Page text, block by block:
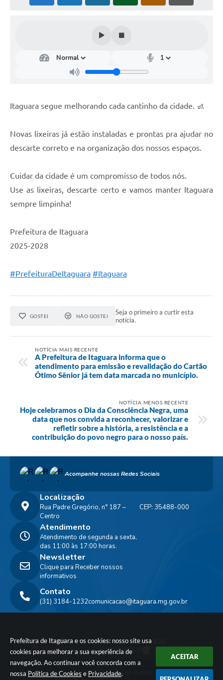
Prefeitura de Itaguara e os cookies: nosso site usa
cookies para melhorar a sua experiência de
navegação. Ao continuar você concorda com a
nossa Política de Cookies e Privacidade.
ACEITAR
Itaguara segue melhorando cada cantinho da cidade. 🚮
Novas lixeiras já estão instaladas e prontas pra ajudar no
descarte correto e na organização dos nossos espaços.
Cuidar da cidade é um compromisso de todos nós.
Use as lixeiras, descarte certo e vamos manter Itaguara
sempre limpinha!
Prefeitura de Itaguara
2025-2028
#PrefeituraDeItaguara #Itaguara
GOSTEI NÃO GOSTEI
Seja o primeiro a curtir esta
notícia.
NOTÍCIA MAIS RECENTE
A Prefeitura de Itaguara informa que o
atendimento para emissão e revalidação do Cartão
Ótimo Sênior já tem data marcada no município.
NOTÍCIA MENOS RECENTE
Hoje celebramos o Dia da Consciência Negra, uma
data que nos convida a reconhecer, valorizar e
refletir sobre a história, a resistência e a
contribuição do povo negro para o nosso país.
Acompanhe nossas Redes Sociais
Localização
Rua Padre Gregório, n° 187 –
Centro
CEP: 35488-000
Contato
(31) 3184-1232comunicacao@itaguara.mg.gov.br
Atendimento
Atendimento de segunda a sexta,
das 11:00 às 17:00 horas.
Newsletter
Clique para Receber nossos
informativos
Versão do Sistema:3.5.3 - 19/06/2026
Portal atualizado em:07/08/2026 16:20 Dados Abertos
© Copyright Instar - 2006-2026. Todos os direitos